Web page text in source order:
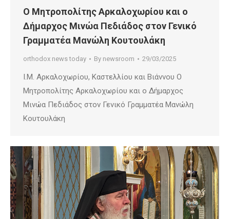
Ο Μητροπολίτης Αρκαλοχωρίου και ο
Δήμαρχος Μινώα Πεδιάδος στον Γενικό
Γραμματέα Μανώλη Κουτουλάκη
orthodox news today By newsroom 29/03/2025
Ι.Μ. Αρκαλοχωρίου, Καστελλίου και Βιάννου Ο
Μητροπολίτης Αρκαλοχωρίου και ο Δήμαρχος
Μινώα Πεδιάδος στον Γενικό Γραμματέα Μανώλη
Κουτουλάκη